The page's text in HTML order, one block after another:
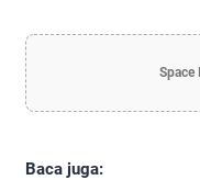
Baca juga: